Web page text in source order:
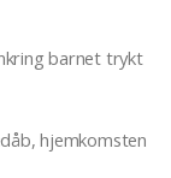
barnet trykt
hjemkomsten